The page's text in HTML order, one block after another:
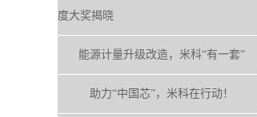
度大奖揭晓
能源计量升级改造，米科“有一套”
助力“中国芯”，米科在行动！